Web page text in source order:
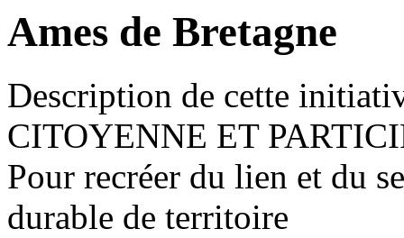
Ames de Bretagne
Description de cette
CITOYENNE ET
Pour recréer du lien et du
durable de territoire